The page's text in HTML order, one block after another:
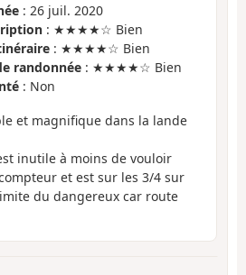
: 26 juil. 2020
: ★★★★☆ Bien
: ★★★★☆ Bien
randonnée : ★★★★☆ Bien
: Non
et magnifique dans la lande
inutile à moins de vouloir
et est sur les 3/4 sur
du dangereux car route